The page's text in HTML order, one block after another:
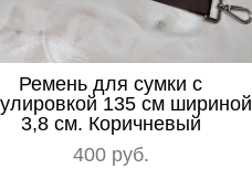
Ремень для сумки с
135 см шириной
3,8 см. Коричневый
400 pуб.